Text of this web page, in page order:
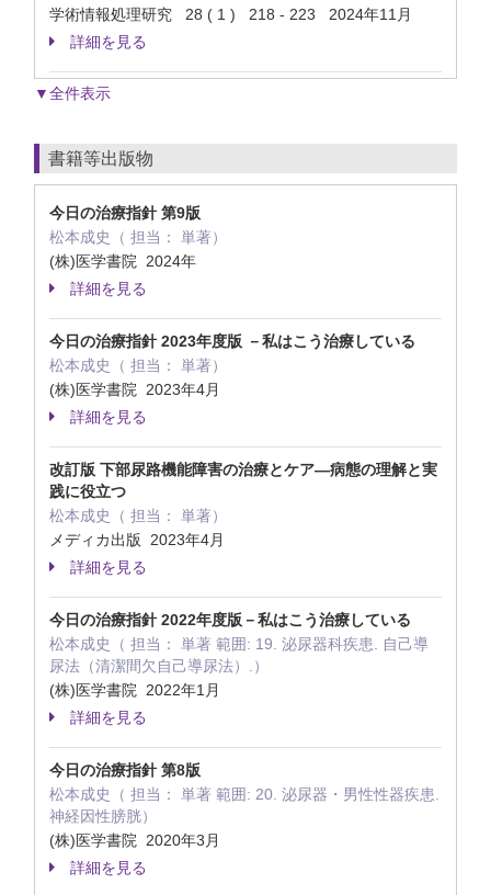
学術情報処理研究 28 ( 1 ) 218 - 223 2024年11月
詳細を見る
▼全件表示
書籍等出版物
今日の治療指針 第9版
松本成史（ 担当： 単著）
(株)医学書院 2024年
詳細を見る
今日の治療指針 2023年度版 －私はこう治療している
松本成史（ 担当： 単著）
(株)医学書院 2023年4月
詳細を見る
改訂版 下部尿路機能障害の治療とケア―病態の理解と実
践に役立つ
松本成史（ 担当： 単著）
メディカ出版 2023年4月
詳細を見る
今日の治療指針 2022年度版－私はこう治療している
松本成史（ 担当： 単著 範囲: 19. 泌尿器科疾患. 自己導
尿法（清潔間欠自己導尿法）.）
(株)医学書院 2022年1月
詳細を見る
今日の治療指針 第8版
松本成史（ 担当： 単著 範囲: 20. 泌尿器・男性性器疾患.
神経因性膀胱）
(株)医学書院 2020年3月
詳細を見る